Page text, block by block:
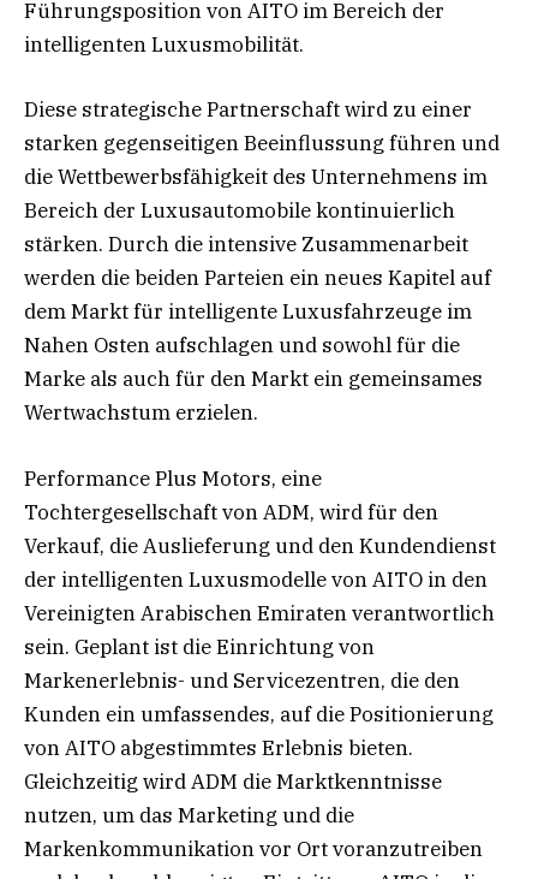
Führungsposition von AITO im Bereich der
intelligenten Luxusmobilität.
Diese strategische Partnerschaft wird zu einer
starken gegenseitigen Beeinflussung führen und
die Wettbewerbsfähigkeit des Unternehmens im
Bereich der Luxusautomobile kontinuierlich
stärken. Durch die intensive Zusammenarbeit
werden die beiden Parteien ein neues Kapitel auf
dem Markt für intelligente Luxusfahrzeuge im
Nahen Osten aufschlagen und sowohl für die
Marke als auch für den Markt ein gemeinsames
Wertwachstum erzielen.
Performance Plus Motors, eine
Tochtergesellschaft von ADM, wird für den
Verkauf, die Auslieferung und den Kundendienst
der intelligenten Luxusmodelle von AITO in den
Vereinigten Arabischen Emiraten verantwortlich
sein. Geplant ist die Einrichtung von
Markenerlebnis- und Servicezentren, die den
Kunden ein umfassendes, auf die Positionierung
von AITO abgestimmtes Erlebnis bieten.
Gleichzeitig wird ADM die Marktkenntnisse
nutzen, um das Marketing und die
Markenkommunikation vor Ort voranzutreiben